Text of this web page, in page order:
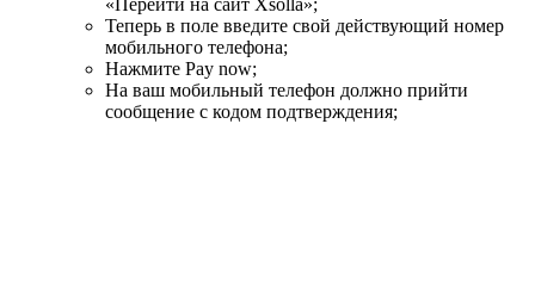
Теперь в поле введите свой действующий номер
мобильного телефона;
Нажмите Pay now;
На ваш мобильный телефон должно прийти
сообщение с кодом подтверждения;